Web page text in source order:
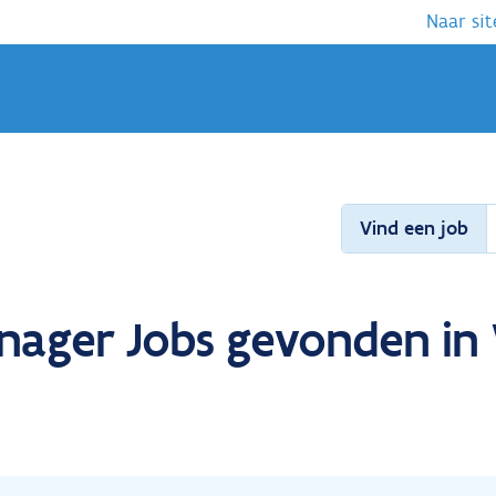
Naar
Vind een job
Jobs gevonden